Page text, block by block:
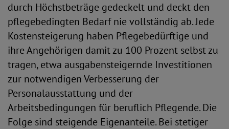
durch Höchstbeträge gedeckelt und deckt den
pflegebedingten Bedarf nie vollständig ab. Jede
Kostensteigerung haben Pflegebedürftige und
ihre Angehörigen damit zu 100 Prozent selbst zu
tragen, etwa ausgabensteigernde Investitionen
zur notwendigen Verbesserung der
Personalausstattung und der
Arbeitsbedingungen für beruflich Pflegende. Die
Folge sind steigende Eigenanteile. Bei stetiger